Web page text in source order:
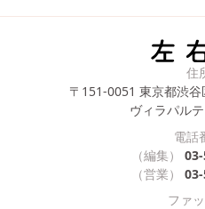
住
〒151-0051 東京都渋
ヴィラパル
電話
（編集）
（営業）
ファ